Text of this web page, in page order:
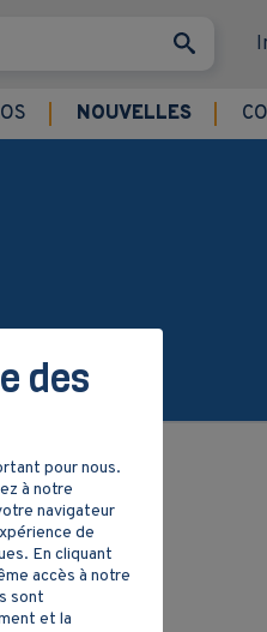
NOUVELLES
des
pour nous.
à notre
navigateur
de
En cliquant
accès à notre
sont
et la